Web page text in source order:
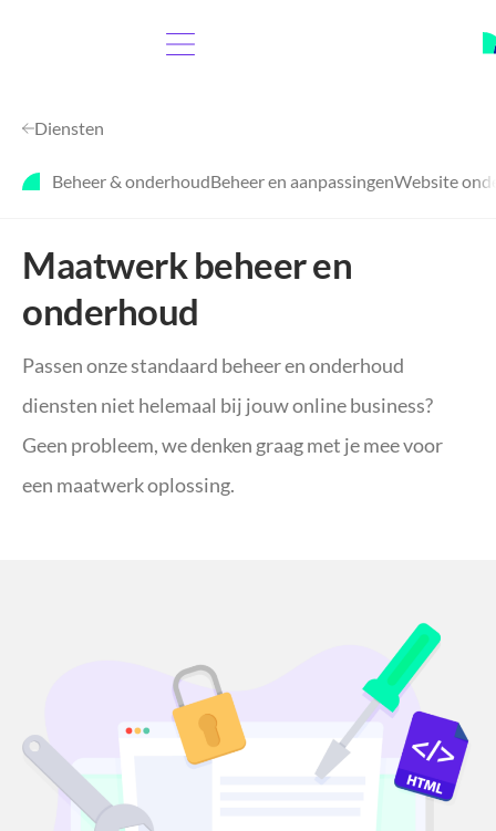
Diensten
Beheer & onderhoudBeheer en aanpassingenWebsite
Maatwerk beheer en
onderhoud
Passen onze standaard beheer en onderhoud
diensten niet helemaal bij jouw online business?
Geen probleem, we denken graag met je mee voor
een maatwerk oplossing.